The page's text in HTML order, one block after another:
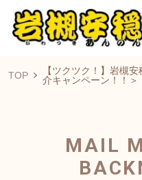
TOP
【ツクツク！】岩槻
介キャンペーン！！＞
MAIL